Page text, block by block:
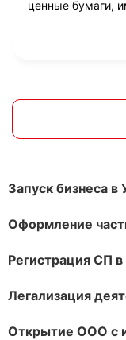
ценные бумаги,
Запуск бизнеса в
Оформление
Регистрация СП в
Легализация
Открытие ООО с